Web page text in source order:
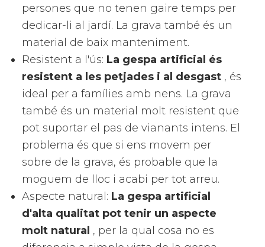
persones que no tenen gaire temps per
dedicar-li al jardí. La grava també és un
material de baix manteniment.
Resistent a l'ús: La gespa artificial és
resistent a les petjades i al desgast , és
ideal per a famílies amb nens. La grava
també és un material molt resistent que
pot suportar el pas de vianants intens. El
problema és que si ens movem per
sobre de la grava, és probable que la
moguem de lloc i acabi per tot arreu.
Aspecte natural: La gespa artificial
d'alta qualitat pot tenir un aspecte
molt natural , per la qual cosa no es